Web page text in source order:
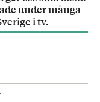
under många
i tv.